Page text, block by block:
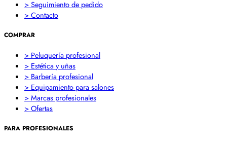
> Seguimiento de pedido
> Contacto
COMPRAR
> Peluquería profesional
> Estética y uñas
> Barbería profesional
> Equipamiento para salones
> Marcas profesionales
> Ofertas
PARA PROFESIONALES